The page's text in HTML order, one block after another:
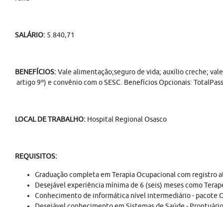
SALÁRIO: 5.840,71
BENEFÍCIOS:Vale alimentação;seguro de vida; auxílio creche;
artigo 9º) e convênio com o SESC. Benefícios Opcionais:
LOCAL DE TRABALHO: Hospital Regional Osasco
REQUISITOS:
Graduação completa em Terapia Ocupacional com
Desejável experiência mínima de 6 (seis) meses como
Conhecimento de informática nível intermediário - pacote